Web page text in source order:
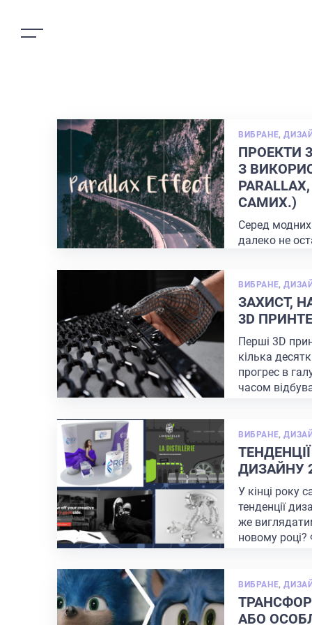
ВИБРАНЕ,
ПРОЕКТИ
З
САМИХ.)
Серед
далеко не
...
ВИБРАНЕ,
ЗАХИСТ,
3D
Перші 3D
кілька
прогрес в
часом
ВИБРАНЕ,
ДИЗАЙНУ
У кінці року
тенденції
же
новому році?
ВИБРАНЕ,
АБО